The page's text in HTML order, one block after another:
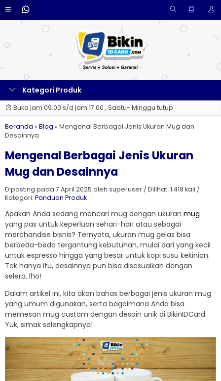
Kategori Produk
Buka jam 09.00 s/d jam 17.00 , Sabtu- Minggu tutup
Beranda » Blog » Mengenal Berbagai Jenis Ukuran Mug dan
Desainnya
Mengenal Berbagai Jenis Ukuran
Mug dan Desainnya
Diposting pada 7 April 2025 oleh superuser / Dilihat: 1.418 kali /
Kategori: Panduan Produk
Apakah Anda sedang mencari mug dengan ukuran mug
yang pas untuk keperluan sehari-hari atau sebagai
merchandise bisnis? Ternyata, ukuran mug gelas bisa
berbeda-beda tergantung kebutuhan, mulai dari yang kecil
untuk espresso hingga yang besar untuk kopi susu kekinian.
Tak hanya itu, desainnya pun bisa disesuaikan dengan
selera, lho!
Dalam artikel ini, kita akan bahas berbagai jenis ukuran mug
yang umum digunakan, serta bagaimana Anda bisa
memesan mug custom dengan desain unik di BikinIDCard.
Yuk, simak selengkapnya!